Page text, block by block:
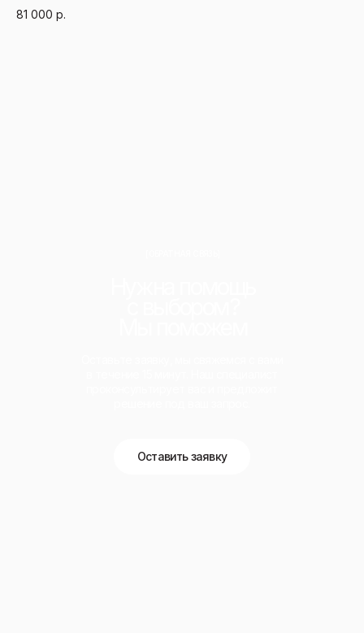
81 000 р.
Оставить заявку